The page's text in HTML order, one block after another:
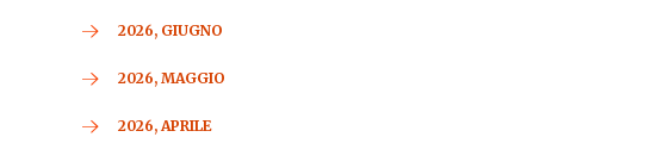
2026, GIUGNO
2026, MAGGIO
2026, APRILE